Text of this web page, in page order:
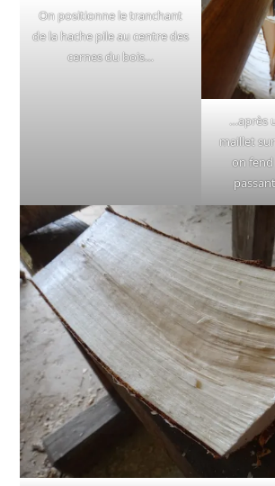
On positionne le tranchant
de la hache pile au centre des
cernes du bois…
…après
maillet
on